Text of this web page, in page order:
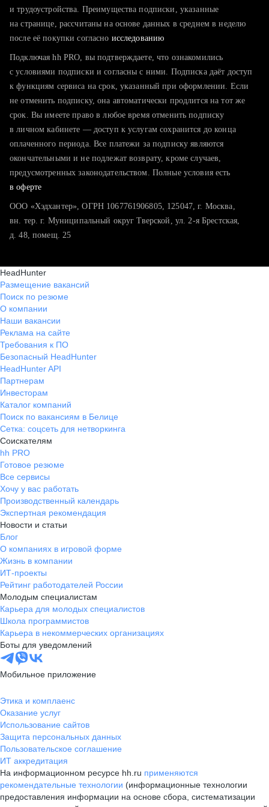
тратите много времени на поиск и вручную поднимаете
хотите сравнить себя с конкурентами и оценить шансы
и трудоустройства. Преимущества подписки, указанные
на странице, рассчитаны на основе данных в среднем в неделю
после её покупки согласно исследованию
Подключая hh PRO, вы подтверждаете, что ознакомились
с условиями подписки и согласны с ними. Подписка даёт доступ
к функциям сервиса на срок, указанный при оформлении. Если
не отменить подписку, она автоматически продлится на тот же
срок. Вы имеете право в любое время отменить подписку
в личном кабинете — доступ к услугам сохранится до конца
оплаченного периода. Все платежи за подписку являются
окончательными и не подлежат возврату, кроме случаев,
предусмотренных законодательством. Полные условия есть
в оферте
ООО «Хэдхантер», ОГРН 1067761906805, 125047, г. Москва,
вн. тер. г. Муниципальный округ Тверской, ул. 2-я Брестская,
д. 48, помещ. 25
HeadHunter
Размещение вакансий
Поиск по резюме
О компании
Наши вакансии
Реклама на сайте
Требования к ПО
Безопасный HeadHunter
HeadHunter API
Партнерам
Инвесторам
Каталог компаний
Поиск по вакансиям в Белице
Сетка: соцсеть для нетворкинга
Соискателям
hh PRO
Готовое резюме
Все сервисы
Хочу у вас работать
Производственный календарь
Экспертная рекомендация
Новости и статьи
Блог
О компаниях в игровой форме
Жизнь в компании
ИТ-проекты
Рейтинг работодателей России
Молодым специалистам
Карьера для молодых специалистов
Школа программистов
Карьера в некоммерческих организациях
Боты для уведомлений
Мобильное приложение
Этика и комплаенс
Оказание услуг
Использование сайтов
Защита персональных данных
Пользовательское соглашение
ИТ аккредитация
На информационном ресурсе hh.ru применяются
рекомендательные технологии (информационные технологии
предоставления информации на основе сбора, систематизации